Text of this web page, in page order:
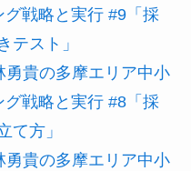
戦略と実行 #9「採
テスト」
勇貴の多摩エリア中小
戦略と実行 #8「採
て方」
勇貴の多摩エリア中小